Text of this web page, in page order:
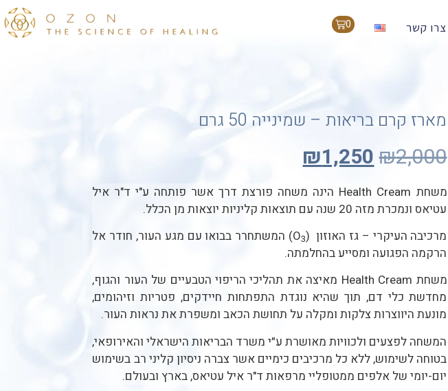
צרו קשר 0
מארז קרם בריאות – שמינייה 50 גרם
₪2,000
₪1,250
משחת Health Cream הינה משחה פורצת דרך אשר פותחה ע"י ד"ר איל
עטיאס ונמכרת מזה 20 שנה עם תוצאות קליניות יוצאות מן הכלל.
מרכיבה העיקרי – גז האוזון (O3
) המשתחרר בבואו עם מגע העור, חודר אל
הרקמה הפגועה ומסייע בהחלמתה.
משחת Health Cream מאיצה את תהליכי הריפוי הטבעיים של העור והגוף,
מחדשת כלי דם, תוך שהיא נוגדת התפתחות חיידקים, פטריות וזיהומים,
מונעת היווצרות צלקות ומקלה על תחושת הכאב ומשפרת את נראות העור.
המשחה לפצעים ולכוויות מאושרת ע״י משרד הבריאות הישראלי והאירופאי,
בטוחה לשימוש, ללא כל מרכיבים כימיים אשר צברה ניסיון קליני רב בשימוש
יום-יומי של אלפים ממטופליי מרפאות ד"ר איל עטיאס, בארץ ובעולם.